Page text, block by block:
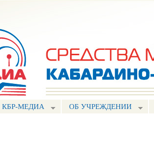
КБР-МЕДИА ОБ УЧРЕЖДЕНИИ